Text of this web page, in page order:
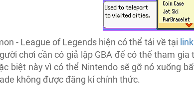
- League of Legends hiện có thể tải về tại
chơi cần có giả lập GBA để có thể tham
biệt này vì có thể Nintendo sẽ gỡ nó xuống
không được đăng kí chính thức.